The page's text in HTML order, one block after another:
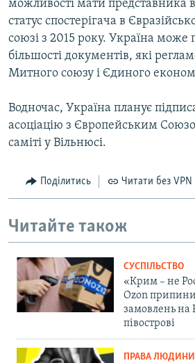
можливості мати представника
статус спостерігача в
союзі з 2015 року. Україна може
більшості документів, які
Митного союзу і Єдиного
Водночас, Україна планує
асоціацію з Європейським
саміті у Вільнюсі.
Поділитись Читати без VPN
Читайте також
СУСПІЛЬСТВО
«Крим – не
Ozon
замовлень
півострові
ПРАВА ЛЮДИНИ